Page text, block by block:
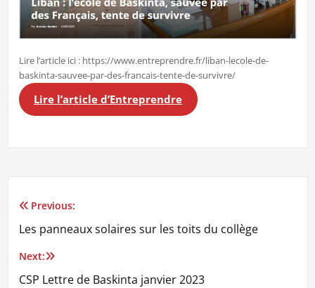
Lire l’article ici : https://www.entreprendre.fr/liban-lecole-de-
baskinta-sauvee-par-des-francais-tente-de-survivre/
Lire l’article d’Entreprendre
Navigation
de
l’article
Previous:
Les panneaux solaires sur les toits du collège
Next:
CSP Lettre de Baskinta janvier 2023